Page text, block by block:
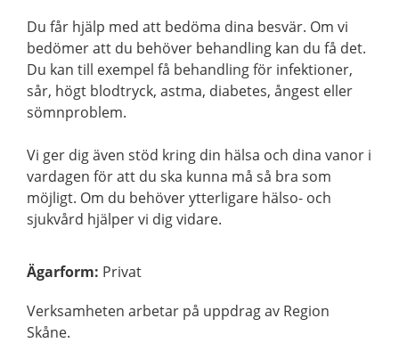
Du får hjälp med att bedöma dina besvär. Om vi
bedömer att du behöver behandling kan du få det.
Du kan till exempel få behandling för infektioner,
sår, högt blodtryck, astma, diabetes, ångest eller
sömnproblem.
Vi ger dig även stöd kring din hälsa och dina vanor i
vardagen för att du ska kunna må så bra som
möjligt. Om du behöver ytterligare hälso- och
sjukvård hjälper vi dig vidare.
Ägarform: Privat
Verksamheten arbetar på uppdrag av Region
Skåne.